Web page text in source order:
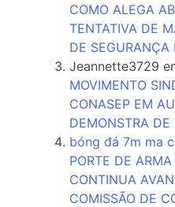
COMO ALEGA
TENTATIVA DE
DE SEGURANÇA
Jeannette3729
MOVIMENTO
CONASEP EM
DEMONSTRA
bóng đá 7m ma
PORTE DE
CONTINUA
COMISSÃO DE